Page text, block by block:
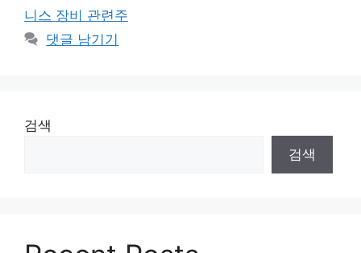
니스 장비 관련주
댓글 남기기
검색
검색